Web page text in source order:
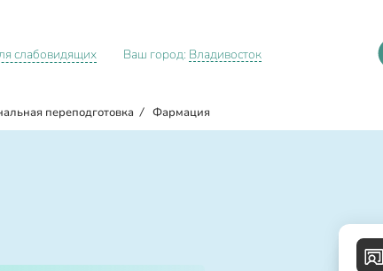
слабовидящих Ваш город: Владивосток
переподготовка / Фармация